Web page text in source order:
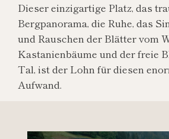
Dieser einzigartige Platz, das
Bergpanorama, die Ruhe, das
und Rauschen der Blätter vom
Kastanienbäume und der freie
Tal, ist der Lohn für diesen
Aufwand.